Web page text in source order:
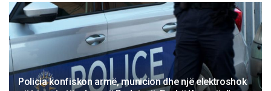
Policia konfiskon armë, municion dhe një elektroshok